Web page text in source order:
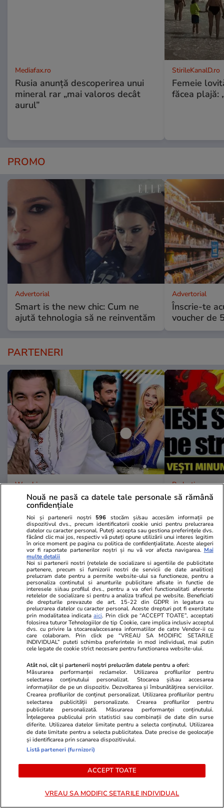
Mediafax.ro
Rusia anunță descoperirea unui
mineral rar „mai valoros decât
aurul”
StirileKanalD.ro
Femeie
făcea plajă:
PROMO
Advertorial
Smart is the new chic: Cum ne
ajută tehnologia să ne reinventăm
Advertorial
Înscrie-te
voucher de
PARTENERI
Wowbiz.ro
Petrișor Ruge, mesaj emoționant
după despărțirea profesională de
Andreea Bălan. Ce le-a transmis
fanilor
Redactia.ro
Horoscop
puternice
te așteaptă
începi
POLITIC
Politică 02 aug.
Primele nume pentru un
premier tehnocrat au fost deja
avansate în negocierile politice.
Varianta respinsă categoric de
Nicușor Dan
Politică 01 aug.
Cristian Tudor Popescu: „Nici
măcar o Românie ajunsă
gubernie rusească nu i-ar
deranja”. Pe cine acuză că
blochează PNRR
Nouă ne pasă ca datele tale personale să rămână
confidențiale
Noi și partenerii noștri 596 stocăm și/sau accesăm informații pe
dispozitivul dvs., precum identificatorii cookie unici pentru prelucrarea
datelor cu caracter personal. Puteți accepta sau gestiona preferințele dvs.
făcând clic mai jos, respectiv vă puteți opune utilizării unui interes legitim
în orice moment pe pagina cu politica de confidențialitate. Aceste alegeri
vor fi raportate partenerilor noștri și nu vă vor afecta navigarea. Mai
multe detalii
Noi si partenerii nostri (retelele de socializare si agentiile de publicitate
partenere, precum si furnizorii nostri de servicii de date analitice)
prelucram date pentru a permite website-ului sa functioneze, pentru a
personaliza continutul si anunturile publicitare afisate in functie de
interesele si/sau profilul dvs., pentru a va oferi functionalitati aferente
retelelor de socializare si pentru a analiza traficul pe website. Beneficiati
de drepturile prevazute de art. 15-22 din GDPR in legatura cu
prelucrarea datelor cu caracter personal. Aceste drepturi pot fi exercitate
prin modalitatea indicataaici. Prin click pe “ACCEPT TOATE”, acceptati
folosirea tuturor Tehnologiilor de tip Cookie, care implica inclusiv acceptul
dvs. cu privire la stocarea/accesarea informatiilor de catre Vendor-ii cu
care colaboram. Prin click pe “VREAU SA MODIFIC SETARILE
INDIVIDUAL” puteti schimba preferintele in mod individual, mai putin
cele legate de cookie strict necesare pentru functionarea website-ului.
Atât noi, cât și partenerii noștri prelucrăm datele pentru a oferi:
Măsurarea performanței reclamelor. Utilizarea profilurilor pentru
selectarea conținutului personalizat. Stocarea și/sau accesarea
informațiilor de pe un dispozitiv. Dezvoltarea și îmbunătățirea serviciilor.
Crearea profilurilor de conținut personalizat. Utilizarea profilurilor pentru
selectarea publicității personalizate. Crearea profilurilor pentru
publicitate personalizată. Măsurarea performanței conținutului.
Înțelegerea publicului prin statistici sau combinații de date din surse
diferite. Utilizarea datelor limitate pentru a selecta conținutul. Utilizarea
de date limitate pentru a selecta publicitatea. Date precise de geolocație
și identificarea prin scanarea dispozitivului.
Listă parteneri (furnizori)
ACCEPT TOATE
VREAU SA MODIFIC SETARILE INDIVIDUAL